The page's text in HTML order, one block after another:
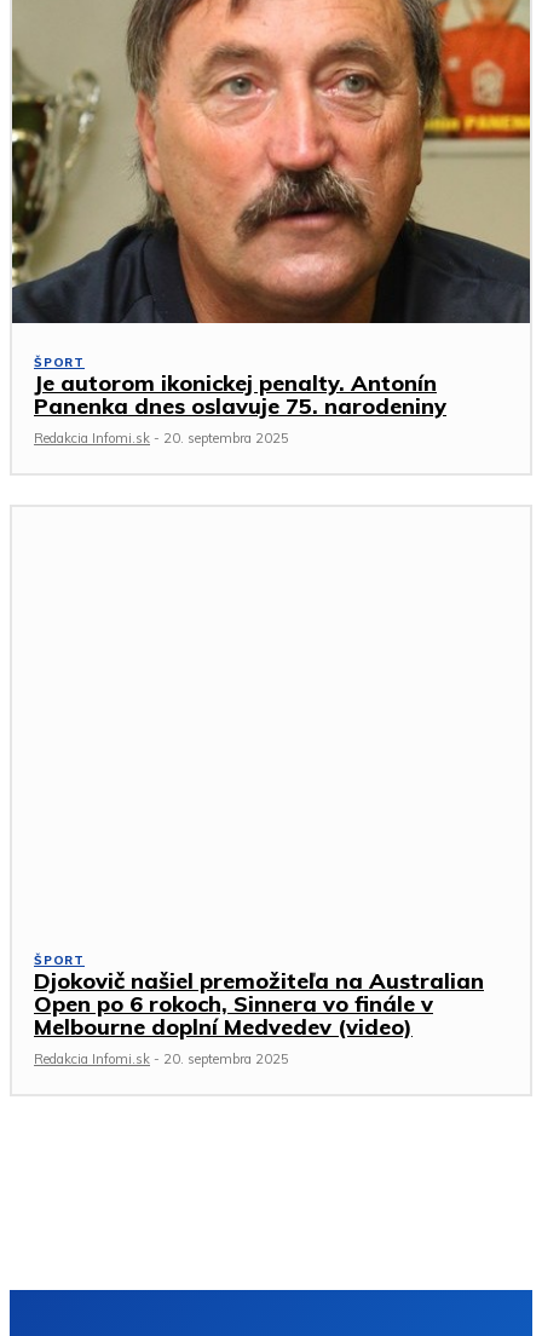
ŠPORT
Je autorom ikonickej penalty. Antonín
Panenka dnes oslavuje 75. narodeniny
Redakcia Infomi.sk - 20. septembra 2025
ŠPORT
Djokovič našiel premožiteľa na Australian
Open po 6 rokoch, Sinnera vo finále v
Melbourne doplní Medvedev (video)
Redakcia Infomi.sk - 20. septembra 2025